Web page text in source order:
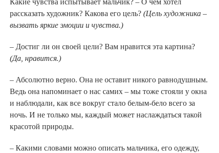
Какие чувства испытывает мальчик? – О чем хотел
рассказать художник? Какова его цель? (Цель художника –
вызвать яркие эмоции и чувства.)
– Достиг ли он своей цели? Вам нравится эта картина?
(Да, нравится.)
– Абсолютно верно. Она не оставит никого равнодушным.
Ведь она напоминает о нас самих – мы тоже стояли у окна
и наблюдали, как все вокруг стало белым-бело всего за
ночь. И не только мы, каждый может наслаждаться такой
красотой природы.
– Какими словами можно описать мальчика, его одежду,